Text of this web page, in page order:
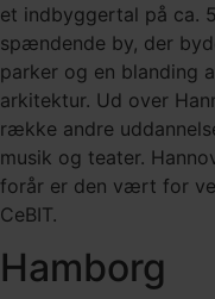
et indbyggertal på ca.
spændende by, der
parker og en blanding
arkitektur. Ud over
række andre
musik og teater.
forår er den vært for
CeBIT.
Hamborg